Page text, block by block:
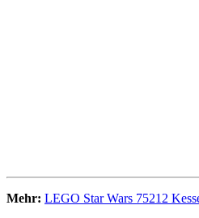
Mehr: LEGO Star Wars 75212